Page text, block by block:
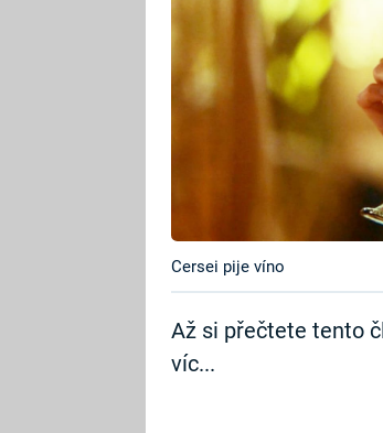
Cersei pije víno
Až si přečtete tento
víc...